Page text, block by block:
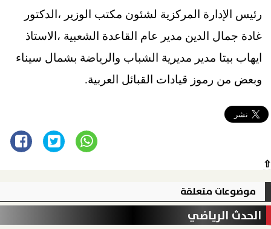
رئيس الإدارة المركزية لشئون مكتب الوزير ،الدكتور
غادة جمال الدين مدير عام القاعدة الشعبية ،الاستاذ
ايهاب بيتا مدير مديرية الشباب والرياضة بشمال سيناء
وبعض من رموز قيادات القبائل العربية.
⇧
موضوعات متعلقة
الحدث الرياضي